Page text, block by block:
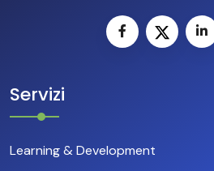
Servizi
Learning & Development